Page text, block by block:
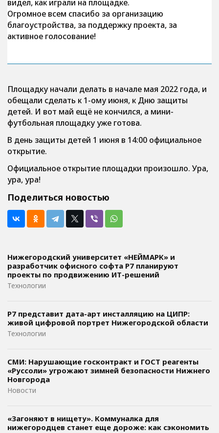
видел, как играли на площадке.
Огромное всем спасибо за организацию
благоустройства, за поддержку проекта, за
активное голосование!
Площадку начали делать в начале мая 2022 года, и
обещали сделать к 1-ому июня, к Дню защиты
детей. И вот май ещё не кончился, а мини-
футбольная площадку уже готова.
В день защиты детей 1 июня в 14:00 официальное
открытие.
Официальное открытие площадки произошло. Ура,
ура, ура!
Поделиться новостью
Нижегородский университет «НЕЙМАРК» и
разработчик офисного софта P7 планируют
проекты по продвижению ИТ-решений
Технологии
Р7 представит дата-арт инсталляцию на ЦИПР:
живой цифровой портрет Нижегородской области
Технологии
СМИ: Нарушающие госконтракт и ГОСТ реагенты
«Руссоли» угрожают зимней безопасности Нижнего
Новгорода
Новости
«Загоняют в нищету». Коммуналка для
нижегородцев станет еще дороже: как сэкономить